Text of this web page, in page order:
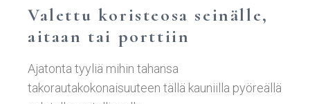
Valettu koristeosa seinälle,
aitaan tai porttiin
Ajatonta tyyliä mihin tahansa
takorautakokonaisuuteen tällä kauniilla pyöreällä